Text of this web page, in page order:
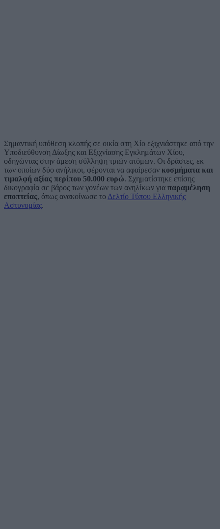
Σημαντική υπόθεση κλοπής σε οικία στη Χίο εξιχνιάστηκε από την
Υποδιεύθυνση Δίωξης και Εξιχνίασης Εγκλημάτων Χίου,
οδηγώντας στην άμεση σύλληψη τριών ατόμων. Οι δράστες, εκ
των οποίων δύο ανήλικοι, φέρονται να αφαίρεσαν κοσμήματα και
τιμαλφή αξίας περίπου 50.000 ευρώ. Σχηματίστηκε επίσης
δικογραφία σε βάρος των γονέων των ανηλίκων για παραμέληση
εποπτείας, όπως ανακοίνωσε το Δελτίο Τύπου Ελληνικής
Αστυνομίας.